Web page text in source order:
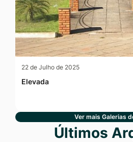
22 de Julho de 2025
Elevada
Ver mais Galerias
Últimos